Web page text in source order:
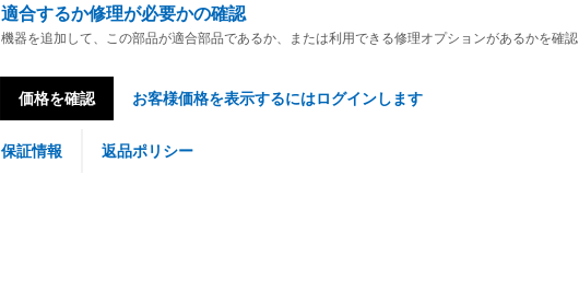
適合するか修理が必要かの確認
機器を追加して、この部品が適合部品であるか、または利用できる修理オプションがあるかを確認
価格を確認 お客様価格を表示するにはログインします
保証情報 返品ポリシー